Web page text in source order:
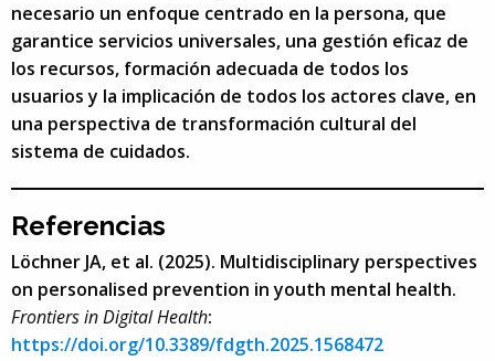
necesario un enfoque centrado en la persona, que
garantice servicios universales, una gestión eficaz de
los recursos, formación adecuada de todos los
usuarios y la implicación de todos los actores clave, en
una perspectiva de transformación cultural del
sistema de cuidados.
Referencias
Löchner JA, et al. (2025). Multidisciplinary perspectives
on personalised prevention in youth mental health.
Frontiers in Digital Health:
https://doi.org/10.3389/fdgth.2025.1568472